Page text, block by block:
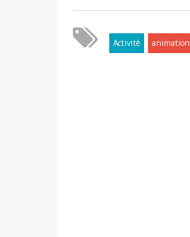
Activité animation